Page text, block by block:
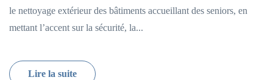
le nettoyage extérieur des bâtiments accueillant des seniors, en
mettant l’accent sur la sécurité, la...
Lire la suite